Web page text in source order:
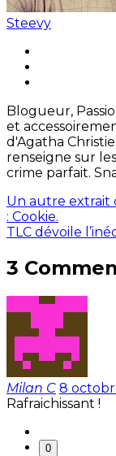
Steevy
Blogueur,
et
d'Agatha
renseigne sur
crime parfait.
Un autre extrait
: Cookie.
TLC dévoile
3
Milan C 8
Rafraichissant !
0